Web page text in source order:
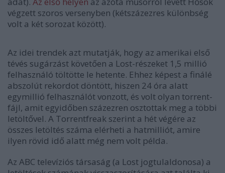
végzett szoros versenyben (kétszázezres különbség
volt a két sorozat között).
Az idei trendek azt mutatják, hogy az amerikai első
tévés sugárzást követően a Lost-részeket 1,5 millió
felhasználó töltötte le hetente. Ehhez képest a finálé
abszolút rekordot döntött, hiszen 24 óra alatt
egymillió felhasználót vonzott, és volt olyan torrent-
fájl, amit egyidőben százezren osztottak meg a többi
letöltővel. A Torrentfreak szerint a hét végére az
összes letöltés száma elérheti a hatmilliót, amire
ilyen rövid idő alatt még nem volt példa.
Az ABC televíziós társaság (a Lost jogtulaldonosa) a